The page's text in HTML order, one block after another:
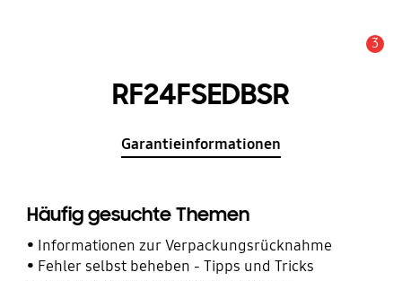
3
RF24FSEDBSR
Garantieinformationen
Häufig gesuchte Themen
Informationen zur Verpackungsrücknahme
Fehler selbst beheben - Tipps und Tricks